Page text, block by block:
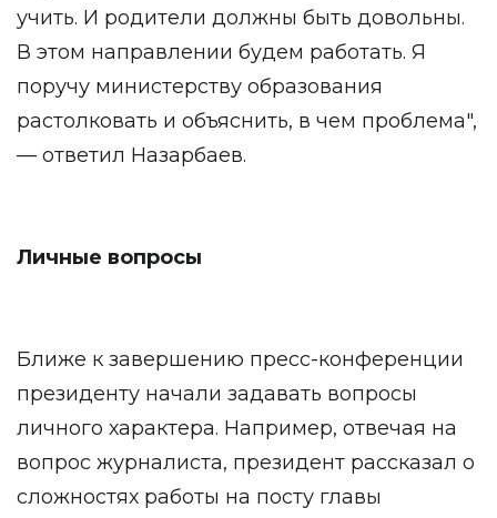
учить. И родители должны быть довольны.
В этом направлении будем работать. Я
поручу министерству образования
растолковать и объяснить, в чем проблема",
— ответил Назарбаев.
Личные вопросы
Ближе к завершению пресс-конференции
президенту начали задавать вопросы
личного характера. Например, отвечая на
вопрос журналиста, президент рассказал о
сложностях работы на посту главы